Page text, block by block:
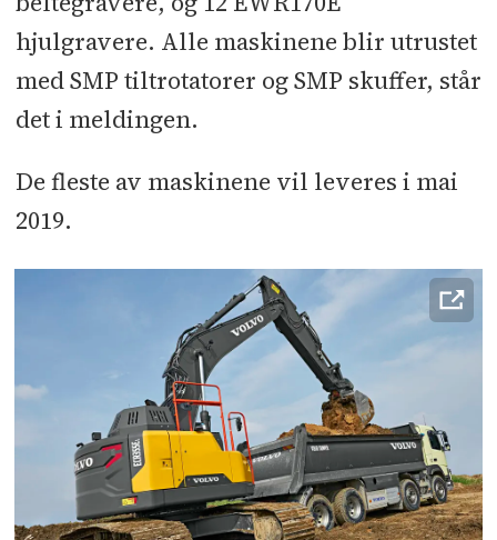
hjulgravere. Alle maskinene blir utrustet
med SMP tiltrotatorer og SMP skuffer, står
det i meldingen.
De fleste av maskinene vil leveres i mai
2019.